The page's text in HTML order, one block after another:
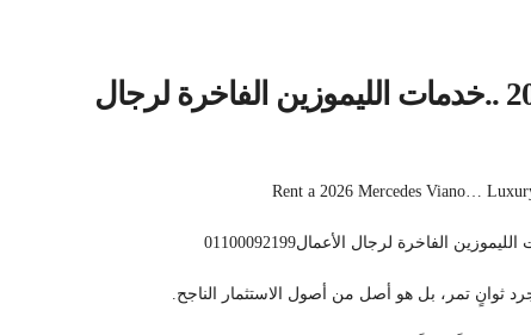
ايجار مرسيدس فيانو 2026 ..خدمات الليموزين الفاخرة لرجال
Rent a 2026 Mercedes Viano…
ثوانٍ تمر، بل هو أصل من أصول الاستثمار الناجح.